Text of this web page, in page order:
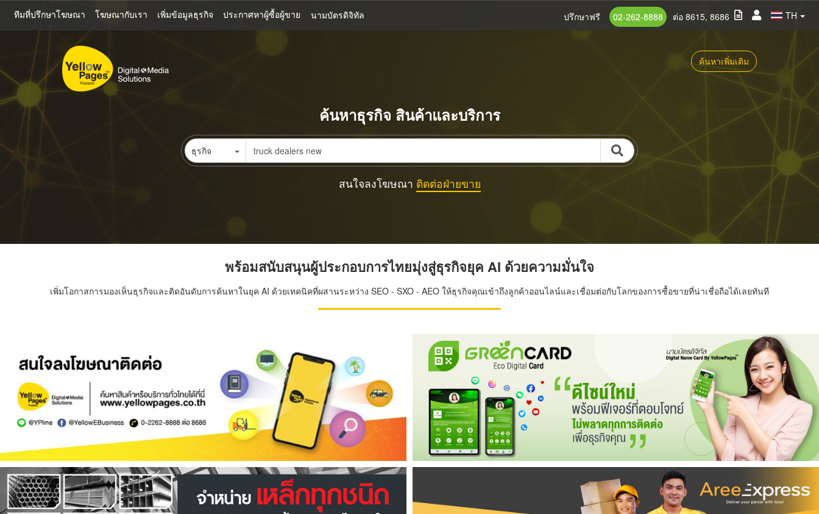
หลัก
ทีมที่ปรึกษาโฆษณา โฆษณากับเรา เพิ่มข้อมูลธุรกิจ ประกาศหาผู้ซื้อผู้ขาย นามบัตรดิจิทัล TH
ปรึกษาฟรี 02-262-8888 ต่อ 8615, 8686
ค้นหาเพิ่มเติม
ค้นหาธุรกิจ สินค้าและบริการ
ธุรกิจ
สนใจลงโฆษณา ติดต่อฝ่ายขาย
พร้อมสนับสนุนผู้ประกอบการไทยมุ่งสู่ธุรกิจยุค AI ด้วยความมั่นใจ
เพิ่มโอกาสการมองเห็นธุรกิจและติดอันดับการค้นหาในยุค AI ด้วยเทคนิคที่ผสานระหว่าง SEO - SXO - AEO ให้ธุรกิจคุณเข้าถึงลูกค้าออนไลน์และเชื่อมต่อกับโลกของการซื้อขายที่น่าเชื่อถือได้เลยทันที